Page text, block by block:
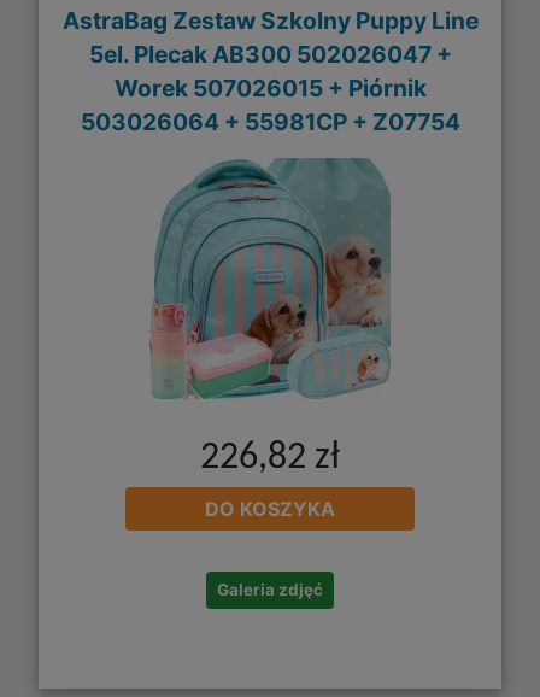
AstraBag Zestaw Szkolny Puppy Line
5el. Plecak AB300 502026047 +
Worek 507026015 + Piórnik
503026064 + 55981CP + Z07754
226,82 zł
DO KOSZYKA
Galeria zdjęć